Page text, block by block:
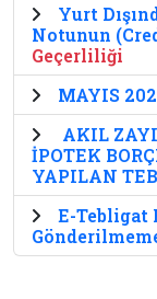
Yurt
Notunun
Geçerliliği
MAYIS
AKIL
İPOTEK
YAPILAN
E-Tebligat